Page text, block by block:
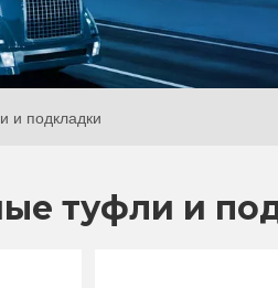
и подкладки
туфли и